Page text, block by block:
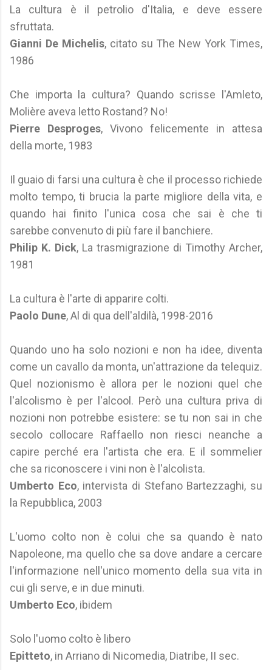
La cultura è il petrolio d'Italia, e deve essere
sfruttata.
Gianni De Michelis, citato su The New York Times,
1986
Che importa la cultura? Quando scrisse l'Amleto,
Molière aveva letto Rostand? No!
Pierre Desproges, Vivono felicemente in attesa
della morte, 1983
Il guaio di farsi una cultura è che il processo richiede
molto tempo, ti brucia la parte migliore della vita, e
quando hai finito l'unica cosa che sai è che ti
sarebbe convenuto di più fare il banchiere.
Philip K. Dick, La trasmigrazione di Timothy Archer,
1981
La cultura è l'arte di apparire colti.
Paolo Dune, Al di qua dell'aldilà, 1998-2016
Quando uno ha solo nozioni e non ha idee, diventa
come un cavallo da monta, un'attrazione da telequiz.
Quel nozionismo è allora per le nozioni quel che
l'alcolismo è per l'alcool. Però una cultura priva di
nozioni non potrebbe esistere: se tu non sai in che
secolo collocare Raffaello non riesci neanche a
capire perché era l'artista che era. E il sommelier
che sa riconoscere i vini non è l'alcolista.
Umberto Eco, intervista di Stefano Bartezzaghi, su
la Repubblica, 2003
L'uomo colto non è colui che sa quando è nato
Napoleone, ma quello che sa dove andare a cercare
l'informazione nell'unico momento della sua vita in
cui gli serve, e in due minuti.
Umberto Eco, ibidem
Solo l'uomo colto è libero
Epitteto, in Arriano di Nicomedia, Diatribe, II sec.